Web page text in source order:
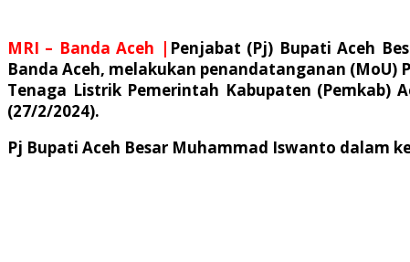
MRI – Banda Aceh | Penjabat (Pj) Bupati Aceh
Banda Aceh, melakukan penandatanganan (MoU)
Tenaga Listrik Pemerintah Kabupaten (Pemkab)
(27/2/2024).
Pj Bupati Aceh Besar Muhammad Iswanto dalam